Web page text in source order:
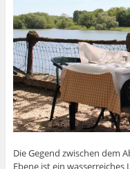
Die Gegend zwischen dem
Ebene ist ein